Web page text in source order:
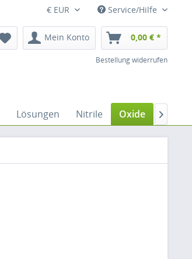
€ EUR Service/Hilfe
Mein Konto 0,00 € *
Bestellung widerrufen
Lösungen Nitrile Oxide 